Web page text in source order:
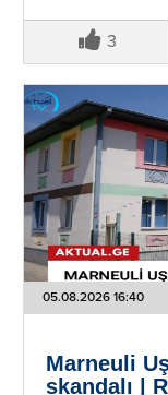
3
05.08.2026 16:40
Marneuli
skandalı |